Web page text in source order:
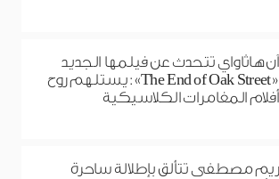
آن هاثاواي تتحدث عن فيلمها الجديد
«The End of Oak Street»: يستلهم روح
أفلام المغامرات الكلاسيكية
ريم مصطفى تتألق بإطلالة ساحرة